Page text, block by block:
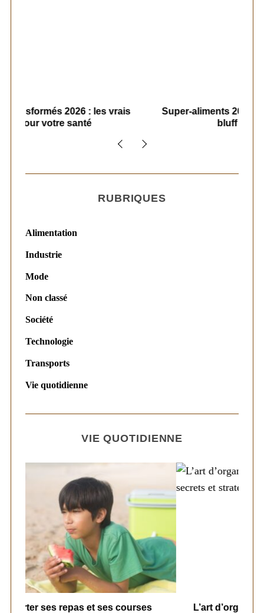
Super-aliments 2026 : démêler le vrai du
RUBRIQUES
Alimentation
Industrie
Mode
Non classé
Société
Technologie
Transports
Vie quotidienne
VIE QUOTIDIENNE
L’art d’organiser le ménage à la maison :